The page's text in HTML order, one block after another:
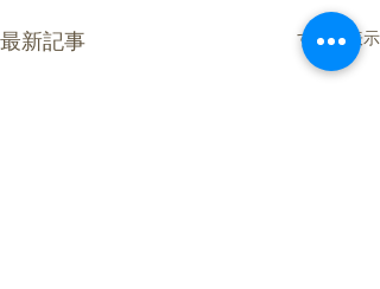
最新記事 すべて表示